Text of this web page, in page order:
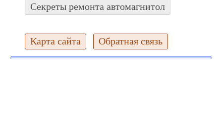
Секреты ремонта автомагнитол
Карта сайта Обратная связь